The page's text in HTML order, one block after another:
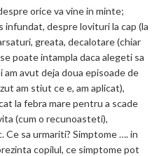
orice va vine in minte;
despre lovituri la cap (la
greata, decalotare (chiar
poate intampla daca alegeti sa
am avut deja doua episoade de
am stiut ce e, am aplicat),
la febra mare pentru a scade
(cum o recunoasteti),
sa urmariti? Simptome …. in
copilul, ce simptome pot